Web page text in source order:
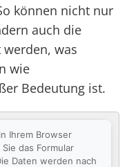
können nicht nur
auch die
was
wie
Bedeutung ist.
Ihrem Browser
das Formular
Daten werden nach